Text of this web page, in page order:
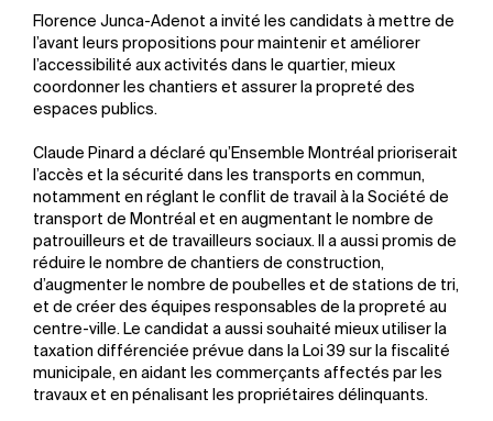
Florence Junca-Adenot a invité les candidats à mettre de
l’avant leurs propositions pour maintenir et améliorer
l’accessibilité aux activités dans le quartier, mieux
coordonner les chantiers et assurer la propreté des
espaces publics.
Claude Pinard a déclaré qu’Ensemble Montréal prioriserait
l’accès et la sécurité dans les transports en commun,
notamment en réglant le conflit de travail à la Société de
transport de Montréal et en augmentant le nombre de
patrouilleurs et de travailleurs sociaux. Il a aussi promis de
réduire le nombre de chantiers de construction,
d’augmenter le nombre de poubelles et de stations de tri,
et de créer des équipes responsables de la propreté au
centre-ville. Le candidat a aussi souhaité mieux utiliser la
taxation différenciée prévue dans la Loi 39 sur la fiscalité
municipale, en aidant les commerçants affectés par les
travaux et en pénalisant les propriétaires délinquants.